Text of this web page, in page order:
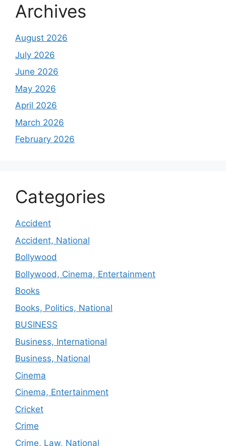
Archives
August 2026
July 2026
June 2026
May 2026
April 2026
March 2026
February 2026
Categories
Accident
Accident, National
Bollywood
Bollywood, Cinema, Entertainment
Books
Books, Politics, National
BUSINESS
Business, International
Business, National
Cinema
Cinema, Entertainment
Cricket
Crime
Crime, Law, National